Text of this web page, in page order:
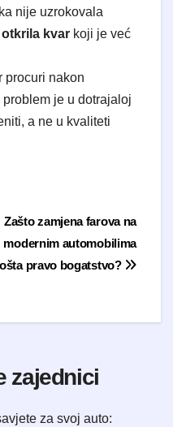
nije uzrokovala
otkrila kvar koji je već
procuri nakon
je u dotrajaloj
a ne u kvaliteti
Zašto zamjena farova na
modernim automobilima
pravo bogatstvo?
zajednici
za svoj auto: